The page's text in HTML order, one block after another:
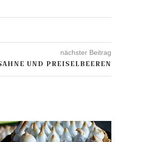
nächster Beitrag
UND PREISELBEEREN